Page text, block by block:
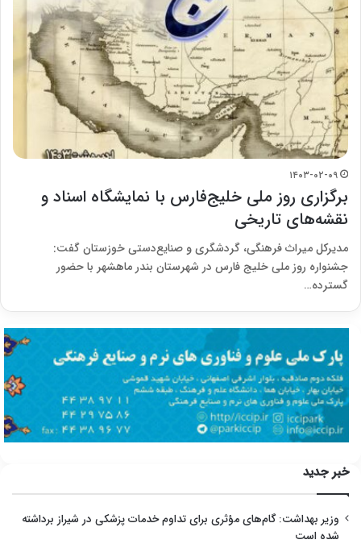
۱۴۰۳-۰۲-۰۹
برگزاری روز ملی خلیج‌فارس با نمایشگاه اسناد و
نقشه‌های تاریخی
مدیرکل میراث فرهنگی، گردشگری و صنایع‌دستی خوزستان گفت:
جشنواره روز ملی خلیج فارس در شهرستان بندر ماهشهر با حضور
گسترده…
خبر جدید
وزیر بهداشت: گام‌های مؤثری برای تداوم خدمات پزشکی در شیراز برداشته
شده است